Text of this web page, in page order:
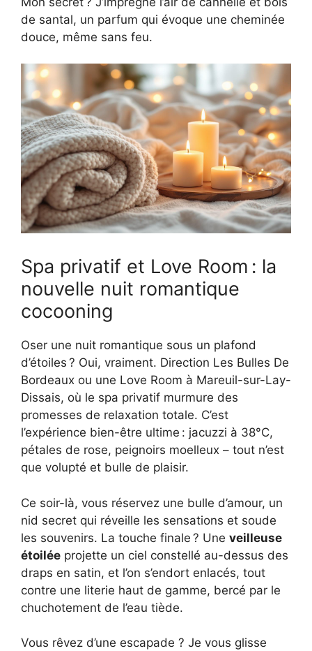
de santal, un parfum qui évoque une cheminée
douce, même sans feu.
Spa privatif et Love Room : la
nouvelle nuit romantique
cocooning
Oser une nuit romantique sous un plafond
d’étoiles ? Oui, vraiment. Direction Les Bulles De
Bordeaux ou une Love Room à Mareuil-sur-Lay-
Dissais, où le spa privatif murmure des
promesses de relaxation totale. C’est
l’expérience bien-être ultime : jacuzzi à 38°C,
pétales de rose, peignoirs moelleux – tout n’est
que volupté et bulle de plaisir.
Ce soir-là, vous réservez une bulle d’amour, un
nid secret qui réveille les sensations et soude
les souvenirs. La touche finale ? Une veilleuse
étoilée projette un ciel constellé au-dessus des
draps en satin, et l’on s’endort enlacés, tout
contre une literie haut de gamme, bercé par le
chuchotement de l’eau tiède.
Vous rêvez d’une escapade ? Je vous glisse